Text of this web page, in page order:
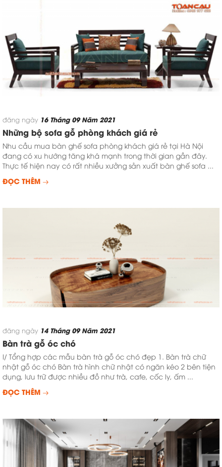
đăng ngày 16 Tháng 09 Năm 2021
Những bộ sofa gỗ phòng khách giá rẻ
Nhu cầu mua bàn ghế sofa phòng khách giá rẻ tại Hà Nội
đang có xu hướng tăng khá mạnh trong thời gian gần đây.
Thực tế hiện nay có rất nhiều xưởng sản xuất bàn ghế sofa ...
ĐỌC THÊM
đăng ngày 14 Tháng 09 Năm 2021
Bàn trà gỗ óc chó
I/ Tổng hợp các mẫu bàn trà gỗ óc chó đẹp 1. Bàn trà chữ
nhật gỗ óc chó Bàn trà hình chữ nhật có ngăn kéo 2 bên tiện
dụng, lưu trữ được nhiều đồ như trà, cafe, cốc ly, ấm ...
ĐỌC THÊM